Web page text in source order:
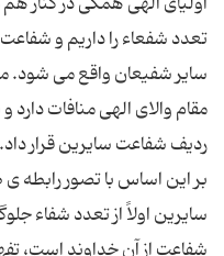
تعدد شفعاء را داریم و
سایر شفیعان واقع می شود.
مقام والای الهی منافات
بر این اساس با تصور رابطه
سایرین اولاً از تعدد شفاء